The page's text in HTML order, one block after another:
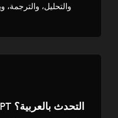
والتحليل،
هل يمكن لـ ChatGPT التحدث بالعربية؟